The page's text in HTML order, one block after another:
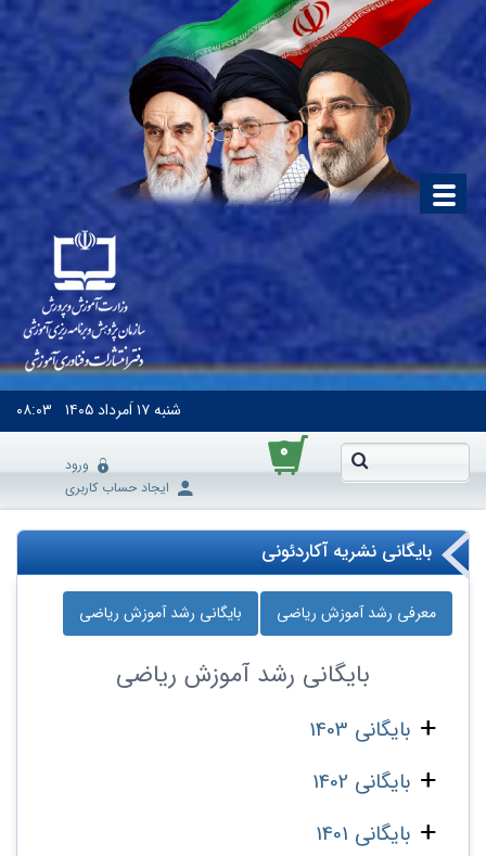
شنبه۱۷ اَمرداد ۱۴۰۵ ۰۸:۰۳
۰
ورود
ایجاد حساب کاربری
بایگانی نشریه آکاردئونی
معرفی رشد آموزش ریاضی بایگانی رشد آموزش ریاضی
بایگانی رشد آموزش ریاضی
بایگانی 1403
بایگانی 1402
بایگانی 1401